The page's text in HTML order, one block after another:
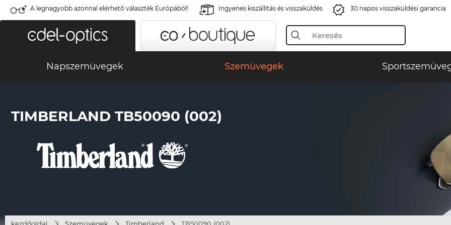
A legnagyobb azonnal elérhető választék Európából! Ingyenes kiszállítás és visszaküldés 30 napos visszaküldési garancia
Napszemüvegek Szemüvegek
TIMBERLAND TB50090 (002)